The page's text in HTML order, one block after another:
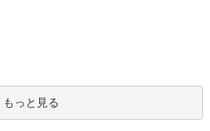
もっと見る